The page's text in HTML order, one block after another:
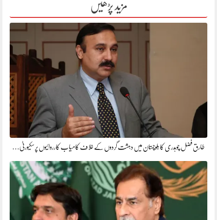
مزید پڑھیں
طارق فضل چوہدری کا بلوچستان میں دہشت گردوں کے خلاف کامیاب کارروائیوں پر سکیورٹی…